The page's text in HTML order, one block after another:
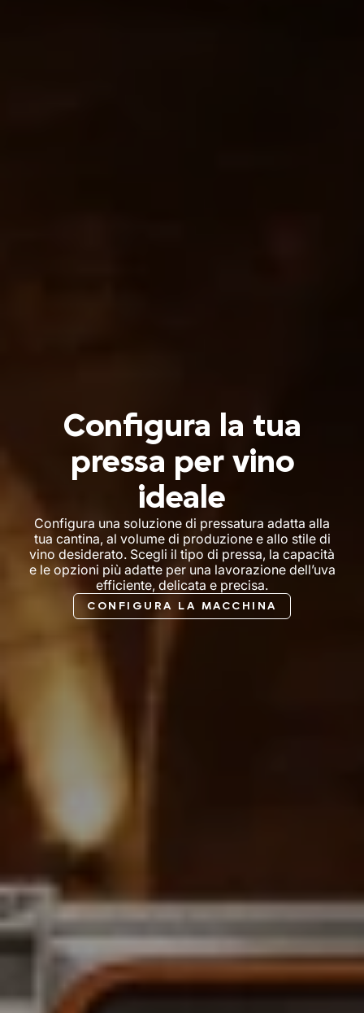
Configura la tua
pressa per vino
ideale
Configura una soluzione di pressatura adatta alla
tua cantina, al volume di produzione e allo stile di
vino desiderato. Scegli il tipo di pressa, la capacità
e le opzioni più adatte per una lavorazione dell’uva
efficiente, delicata e precisa.
CONFIGURA LA MACCHINA